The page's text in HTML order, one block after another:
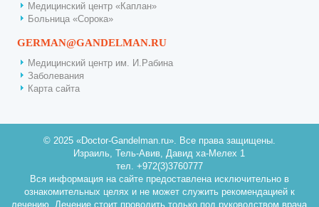
Медицинский центр «Каплан»
Больница «Сорока»
GERMAN@GANDELMAN.RU
Медицинский центр им. И.Рабина
Заболевания
Карта сайта
© 2025 «Doctor-Gandelman.ru». Все права защищены.
Израиль, Тель-Авив, Давид ха-Мелех 1
тел. +972(3)3760777
Вся информация на сайте предоставлена исключительно в
ознакомительных целях и не может служить рекомендацией к
лечению. Лечение стоит проводить только под руководством врача